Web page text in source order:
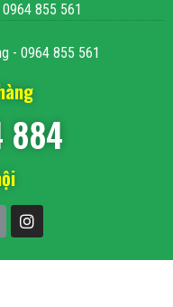
0964 855 561
- 0964 855 561
884